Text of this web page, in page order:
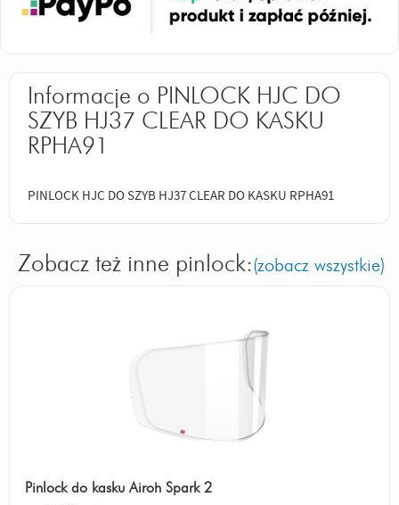
Informacje o PINLOCK HJC DO
SZYB HJ37 CLEAR DO KASKU
RPHA91
PINLOCK HJC DO SZYB HJ37 CLEAR DO KASKU RPHA91
Zobacz też inne pinlock:(zobacz wszystkie)
Pinlock do kasku Airoh Spark 2